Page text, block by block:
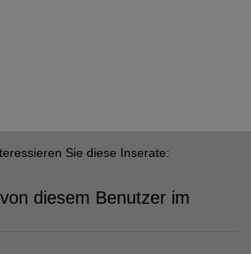
Sie diese Inserate:
diesem Benutzer im